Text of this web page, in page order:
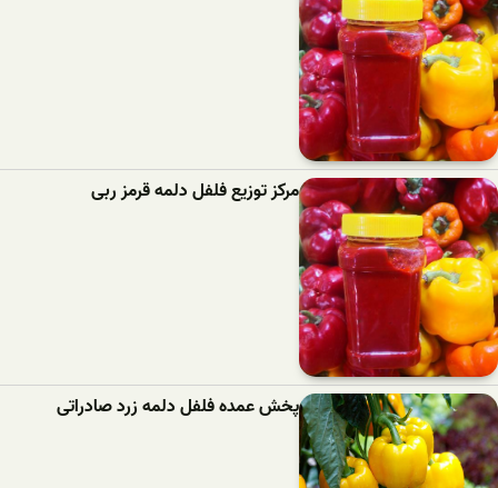
مرکز توزیع فلفل دلمه قرمز ربی
پخش عمده فلفل دلمه زرد صادراتی